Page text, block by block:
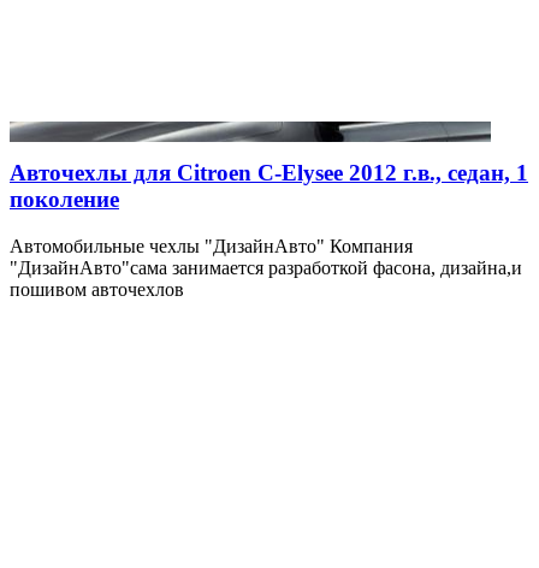
Авточехлы для Citroen C-Elysee 2012 г.в., седан, 1
поколение
Автомобильные чехлы "ДизайнАвто" Компания
"ДизайнАвто"сама занимается разработкой фасона, дизайна,и
пошивом авточехлов